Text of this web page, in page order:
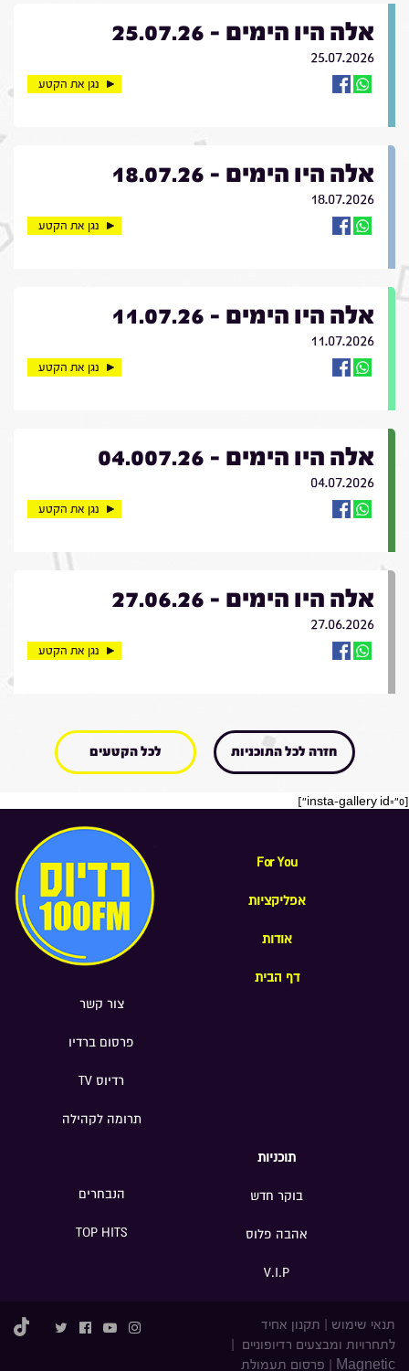
אלה היו הימים - 25.07.26
25.07.2026
נגן את הקטע
אלה היו הימים - 18.07.26
18.07.2026
נגן את הקטע
אלה היו הימים - 11.07.26
11.07.2026
נגן את הקטע
אלה היו הימים - 04.007.26
04.07.2026
נגן את הקטע
אלה היו הימים - 27.06.26
27.06.2026
נגן את הקטע
חזרה לכל התוכניות לכל הקטעים
[insta-gallery id="0"]
For You
אפליקציות
אודות
דף הבית
צור קשר
פרסום ברדיו
רדיוס TV
תרומה לקהילה
תוכניות
בוקר חדש
אהבה פלוס
V.I.P
הנבחרים
TOP HITS
תנאי שימוש
תקנון אחיד
לתחרויות ומבצעים רדיופוניים
Magnetic
פרסום תעמולת